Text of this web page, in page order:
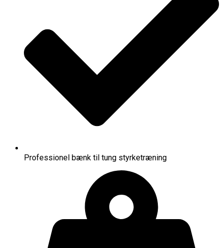
Professionel bænk til tung styrketræning